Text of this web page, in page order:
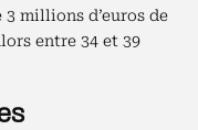
millions d’euros de
entre 34 et 39